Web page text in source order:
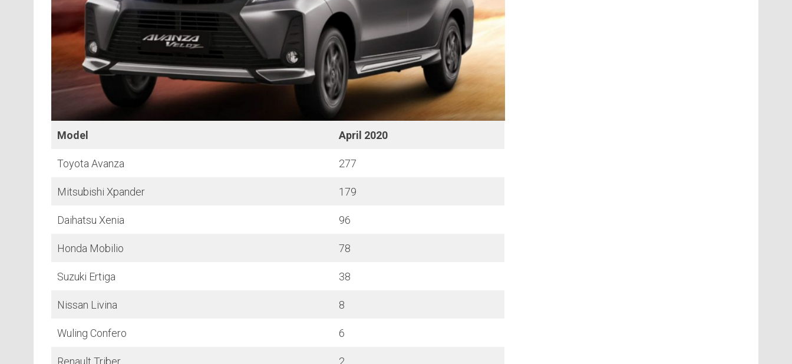
Model April 2020
Toyota Avanza 277
Mitsubishi Xpander 179
Daihatsu Xenia 96
Honda Mobilio 78
Suzuki Ertiga 38
Nissan Livina 8
Wuling Confero 6
Renault Triber 2